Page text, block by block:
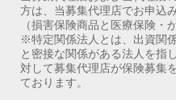
方は、当募集代理店でお申込
（損害保険商品と医療保険・
※特定関係法人とは、出資関
と密接な関係がある法人を指
対して募集代理店が保険募集
ております。